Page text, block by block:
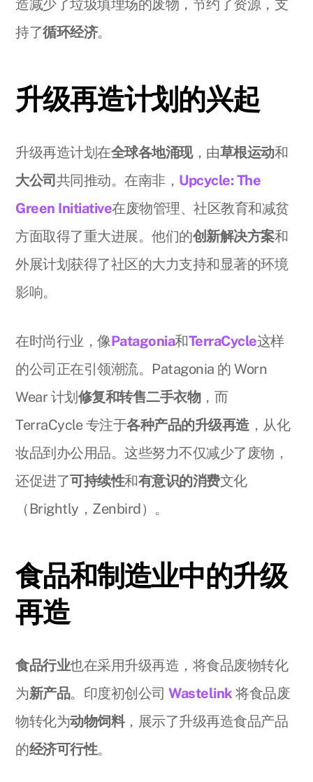
造减少了垃圾填埋场的废物，节约了资源，支
持了循环经济。
升级再造计划的兴起
升级再造计划在全球各地涌现，由草根运动和
大公司 共同推动。在南非， Upcycle: The
Green Initiative在废物管理、社区教育和减贫
方面取得了重大进展。他们的创新解决方案和
外展计划获得了社区的大力支持和显著的环境
影响。
在时尚行业，像Patagonia和TerraCycle这样
的公司正在引领潮流。Patagonia 的 Worn
Wear 计划 修复和转售二手衣物，而
TerraCycle 专注于各种产品的升级再造，从化
妆品到办公用品。这些努力不仅减少了废物，
还促进了可持续性和有意识的消费文化
（Brightly，Zenbird）。
食品和制造业中的升级
再造
食品行业也在采用升级再造，将食品废物转化
为新产品。印度初创公司Wastelink 将食品废
物转化为动物饲料，展示了升级再造食品产品
的经济可行性。